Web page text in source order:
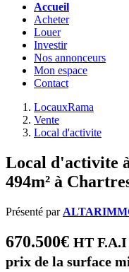
Accueil
Acheter
Louer
Investir
Nos annonceurs
Mon espace
Contact
LocauxRama
Vente
Local d'activite
Local d'activite
494m² à
Présenté par
670.500€ HT F.A.I
prix de la surface